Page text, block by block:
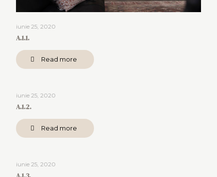
iunie 25, 2020
A.1.1.
Read more
iunie 25, 2020
A.1.2.
Read more
iunie 25, 2020